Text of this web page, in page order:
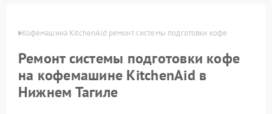
Кофемашина KitchenAid ремонт системы подготовки кофе
Ремонт системы подготовки кофе
на кофемашине KitchenAid в
Нижнем Тагиле